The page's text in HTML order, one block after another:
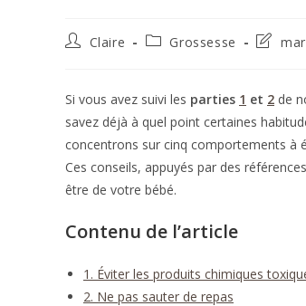
Auteur/autrice
publication :
Claire
PostGrossesse
la
Si vous avez suivi les parties 1 et 2 de
savez déjà à quel point certaines
concentrons sur cinq comportements à
Ces conseils, appuyés par des
être de votre bébé.
Contenu de l’article
1. Éviter les produits chimiques
2. Ne pas sauter de repas